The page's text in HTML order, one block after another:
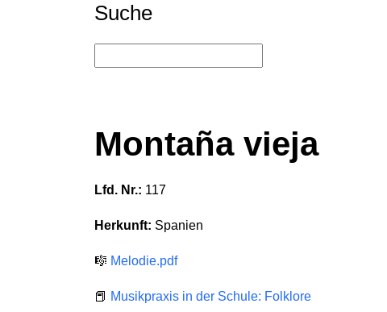
Suche
Montaña vieja
Lfd. Nr.: 117
Herkunft: Spanien
🎼 Melodie.pdf
📕 Musikpraxis in der Schule: Folklore